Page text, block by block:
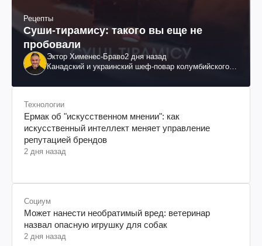
Рецепты
Суши-тирамису: такого вы еще не
пробовали
Эктор Хименес-Браво2 дня назад
Канадский и украинский шеф-повар колумбийского
Технологии
Ермак об "искусственном мнении": как
искусственный интеллект меняет управление
репутацией брендов
2 дня назад
Социум
Может нанести необратимый вред: ветеринар
назвал опасную игрушку для собак
2 дня назад